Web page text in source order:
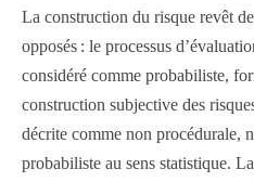
La construction du risque revêt
opposés : le processus
considéré comme probabiliste,
construction subjective des
décrite comme non procédurale,
probabiliste au sens statistique.